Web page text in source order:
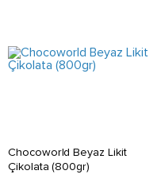
Chocoworld Beyaz Likit
Çikolata (800gr)